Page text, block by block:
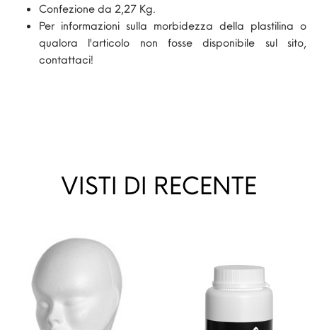
Confezione da 2,27 Kg.
Per informazioni sulla morbidezza della plastilina o
qualora l'articolo non fosse disponibile sul sito,
contattaci!
VISTI DI RECENTE